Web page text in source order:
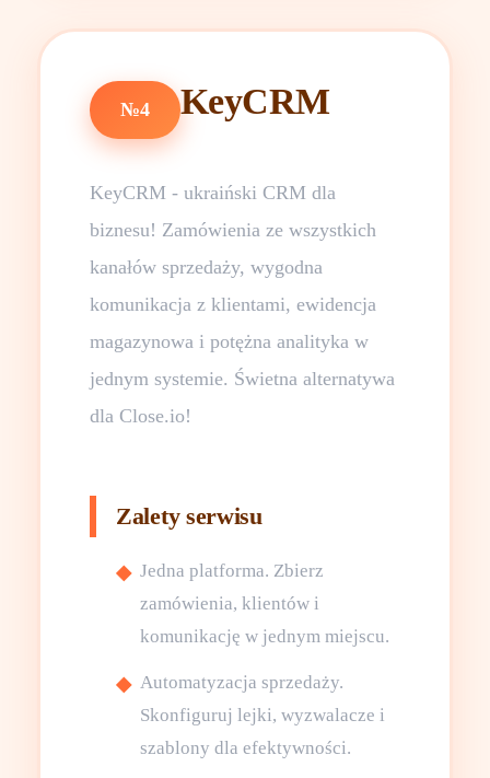
№4 KeyCRM
KeyCRM - ukraiński CRM dla
biznesu! Zamówienia ze wszystkich
kanałów sprzedaży, wygodna
komunikacja z klientami, ewidencja
magazynowa i potężna analityka w
jednym systemie. Świetna alternatywa
dla Close.io!
Zalety serwisu
Jedna platforma. Zbierz
zamówienia, klientów i
komunikację w jednym miejscu.
Automatyzacja sprzedaży.
Skonfiguruj lejki, wyzwalacze i
szablony dla efektywności.